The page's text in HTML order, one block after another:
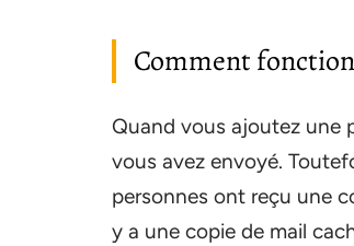
Comment
Quand vous ajoutez une
vous avez envoyé.
personnes ont reçu une
y a une copie de mail